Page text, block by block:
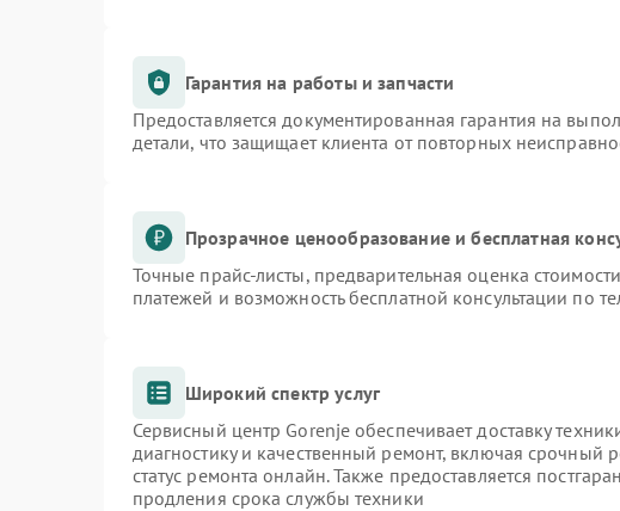
Гарантия на работы и запчасти
Предоставляется документированная гарантия на
детали, что защищает клиента от повторных
Прозрачное ценообразование и бесплатная
Точные прайс-листы, предварительная оценка
платежей и возможность бесплатной консультации по
Широкий спектр услуг
Сервисный центр Gorenje обеспечивает доставку
диагностику и качественный ремонт, включая срочный
статус ремонта онлайн. Также предоставляется
продления срока службы техники